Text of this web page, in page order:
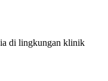
di lingkungan klinik